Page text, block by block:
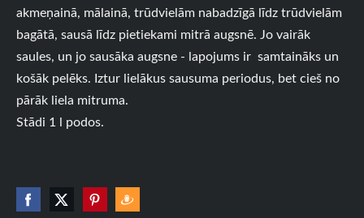
akmeņainā, mālainā, trūdvielām nabadzīgā līdz trūdvielām
bagātā, sausā līdz pietiekami mitrā augsnē. Jo vairāk
saules, un jo sausāka augsne - lapojums ir samtaināks un
košāk pelēks. Iztur lielākus sausuma periodus, bet cieš no
pārāk liela mitruma.
Stādi 1 l podos.